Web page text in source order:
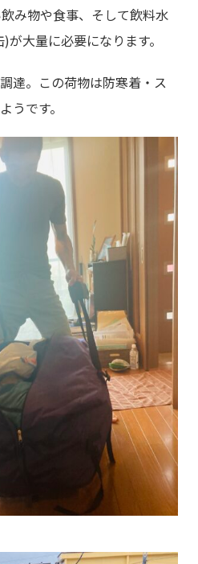
み物や食事、そして飲料水
大量に必要になります。
達。この荷物は防寒着・ス
うです。